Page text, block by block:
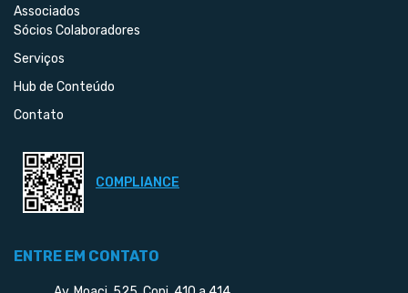
Associados
Sócios Colaboradores
Serviços
Hub de Conteúdo
Contato
COMPLIANCE
ENTRE EM CONTATO